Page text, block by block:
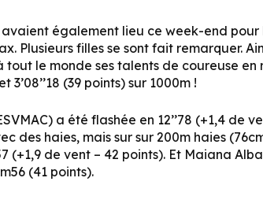
également lieu ce week-end pour
Plusieurs filles se sont fait remarquer.
tout le monde ses talents de coureuse en
3’08’’18 (39 points) sur 1000m !
a été flashée en 12’’78 (+1,4 de
des haies, mais sur sur 200m haies
(+1,9 de vent – 42 points). Et Maiana
(41 points).